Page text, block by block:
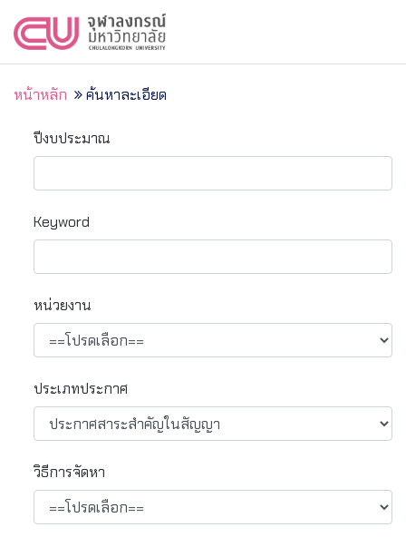
หน้าหลัก ค้นหาละเอียด
ปีงบประมาณ
Keyword
หน่วยงาน
ประเภทประกาศ
วิธีการจัดหา